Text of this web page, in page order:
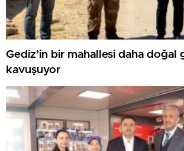
Gediz’in bir mahallesi daha doğal
kavuşuyor